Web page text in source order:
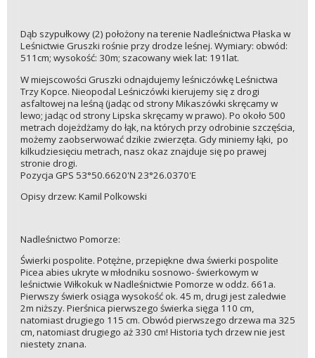
Dąb szypułkowy (2) położony na terenie Nadleśnictwa Płaska w
Leśnictwie Gruszki rośnie przy drodze leśnej. Wymiary: obwód:
511cm; wysokość: 30m; szacowany wiek lat: 191lat.
W miejscowości Gruszki odnajdujemy leśniczówkę Leśnictwa
Trzy Kopce. Nieopodal Leśniczówki kierujemy się z drogi
asfaltowej na leśną (jadąc od strony Mikaszówki skręcamy w
lewo; jadąc od strony Lipska skręcamy w prawo). Po około 500
metrach dojeżdżamy do łąk, na których przy odrobinie szczęścia,
możemy zaobserwować dzikie zwierzęta. Gdy miniemy łąki, po
kilkudziesięciu metrach, nasz okaz znajduje się po prawej
stronie drogi.
Pozycja GPS 53°50.6620'N 23°26.0370'E
Opisy drzew: Kamil Polkowski
Nadleśnictwo Pomorze:
Świerki pospolite. Potężne, przepiękne dwa świerki pospolite
Picea abies ukryte w młodniku sosnowo- świerkowym w
leśnictwie Wiłkokuk w Nadleśnictwie Pomorze w oddz. 661a.
Pierwszy świerk osiąga wysokość ok. 45 m, drugi jest zaledwie
2m niższy. Pierśnica pierwszego świerka sięga 110 cm,
natomiast drugiego 115 cm. Obwód pierwszego drzewa ma 325
cm, natomiast drugiego aż 330 cm! Historia tych drzew nie jest
niestety znana.